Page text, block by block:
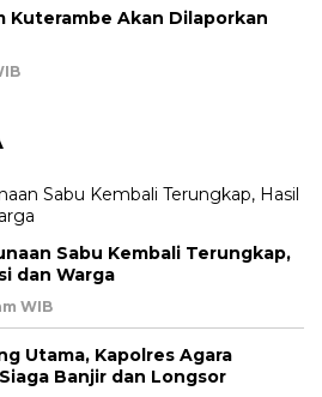
Kuterambe Akan Dilaporkan
Sabu Kembali Terungkap,
dan Warga
WIB
Utama, Kapolres Agara
Banjir dan Longsor